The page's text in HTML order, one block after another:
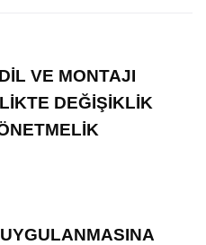
VE MONTAJI
DEĞİŞİKLİK